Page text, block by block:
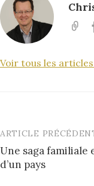
Voir tous les
Post
navigation
ARTICLE
Une saga familiale
d’un pays